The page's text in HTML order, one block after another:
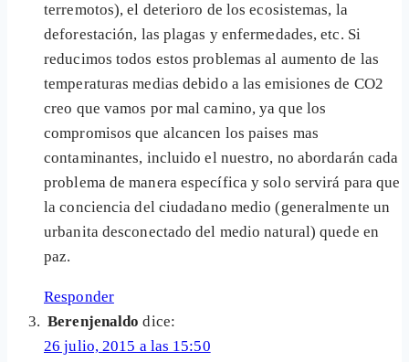
terremotos), el deterioro de los ecosistemas, la
deforestación, las plagas y enfermedades, etc. Si
reducimos todos estos problemas al aumento de las
temperaturas medias debido a las emisiones de CO2
creo que vamos por mal camino, ya que los
compromisos que alcancen los paises mas
contaminantes, incluido el nuestro, no abordarán cada
problema de manera específica y solo servirá para que
la conciencia del ciudadano medio (generalmente un
urbanita desconectado del medio natural) quede en
paz.
Responder
Berenjenaldo dice:
26 julio, 2015 a las 15:50